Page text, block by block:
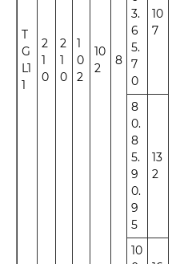
T
G
L1
1
2
1
0
2
1
0
1
0
2
10
2
8
3.
6
5.
7
0
10
7
8
0.
8
5.
9
0.
9
5
13
2
10